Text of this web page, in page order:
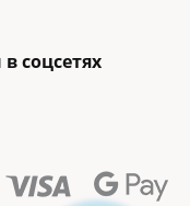
соцсетях